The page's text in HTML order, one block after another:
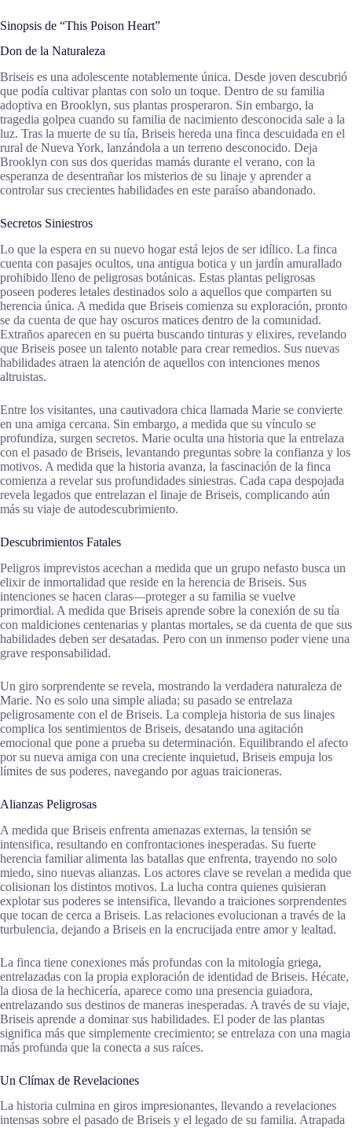
Sinopsis de “This Poison Heart”
Don de la Naturaleza
Briseis es una adolescente notablemente única. Desde joven descubrió
que podía cultivar plantas con solo un toque. Dentro de su familia
adoptiva en Brooklyn, sus plantas prosperaron. Sin embargo, la
tragedia golpea cuando su familia de nacimiento desconocida sale a la
luz. Tras la muerte de su tía, Briseis hereda una finca descuidada en el
rural de Nueva York, lanzándola a un terreno desconocido. Deja
Brooklyn con sus dos queridas mamás durante el verano, con la
esperanza de desentrañar los misterios de su linaje y aprender a
controlar sus crecientes habilidades en este paraíso abandonado.
Secretos Siniestros
Lo que la espera en su nuevo hogar está lejos de ser idílico. La finca
cuenta con pasajes ocultos, una antigua botica y un jardín amurallado
prohibido lleno de peligrosas botánicas. Estas plantas peligrosas
poseen poderes letales destinados solo a aquellos que comparten su
herencia única. A medida que Briseis comienza su exploración, pronto
se da cuenta de que hay oscuros matices dentro de la comunidad.
Extraños aparecen en su puerta buscando tinturas y elixires, revelando
que Briseis posee un talento notable para crear remedios. Sus nuevas
habilidades atraen la atención de aquellos con intenciones menos
altruistas.
Entre los visitantes, una cautivadora chica llamada Marie se convierte
en una amiga cercana. Sin embargo, a medida que su vínculo se
profundiza, surgen secretos. Marie oculta una historia que la entrelaza
con el pasado de Briseis, levantando preguntas sobre la confianza y los
motivos. A medida que la historia avanza, la fascinación de la finca
comienza a revelar sus profundidades siniestras. Cada capa despojada
revela legados que entrelazan el linaje de Briseis, complicando aún
más su viaje de autodescubrimiento.
Descubrimientos Fatales
Peligros imprevistos acechan a medida que un grupo nefasto busca un
elixir de inmortalidad que reside en la herencia de Briseis. Sus
intenciones se hacen claras—proteger a su familia se vuelve
primordial. A medida que Briseis aprende sobre la conexión de su tía
con maldiciones centenarias y plantas mortales, se da cuenta de que sus
habilidades deben ser desatadas. Pero con un inmenso poder viene una
grave responsabilidad.
Un giro sorprendente se revela, mostrando la verdadera naturaleza de
Marie. No es solo una simple aliada; su pasado se entrelaza
peligrosamente con el de Briseis. La compleja historia de sus linajes
complica los sentimientos de Briseis, desatando una agitación
emocional que pone a prueba su determinación. Equilibrando el afecto
por su nueva amiga con una creciente inquietud, Briseis empuja los
límites de sus poderes, navegando por aguas traicioneras.
Alianzas Peligrosas
A medida que Briseis enfrenta amenazas externas, la tensión se
intensifica, resultando en confrontaciones inesperadas. Su fuerte
herencia familiar alimenta las batallas que enfrenta, trayendo no solo
miedo, sino nuevas alianzas. Los actores clave se revelan a medida que
colisionan los distintos motivos. La lucha contra quienes quisieran
explotar sus poderes se intensifica, llevando a traiciones sorprendentes
que tocan de cerca a Briseis. Las relaciones evolucionan a través de la
turbulencia, dejando a Briseis en la encrucijada entre amor y lealtad.
La finca tiene conexiones más profundas con la mitología griega,
entrelazadas con la propia exploración de identidad de Briseis. Hécate,
la diosa de la hechicería, aparece como una presencia guiadora,
entrelazando sus destinos de maneras inesperadas. A través de su viaje,
Briseis aprende a dominar sus habilidades. El poder de las plantas
significa más que simplemente crecimiento; se entrelaza con una magia
más profunda que la conecta a sus raíces.
Un Clímax de Revelaciones
La historia culmina en giros impresionantes, llevando a revelaciones
intensas sobre el pasado de Briseis y el legado de su familia. Atrapada